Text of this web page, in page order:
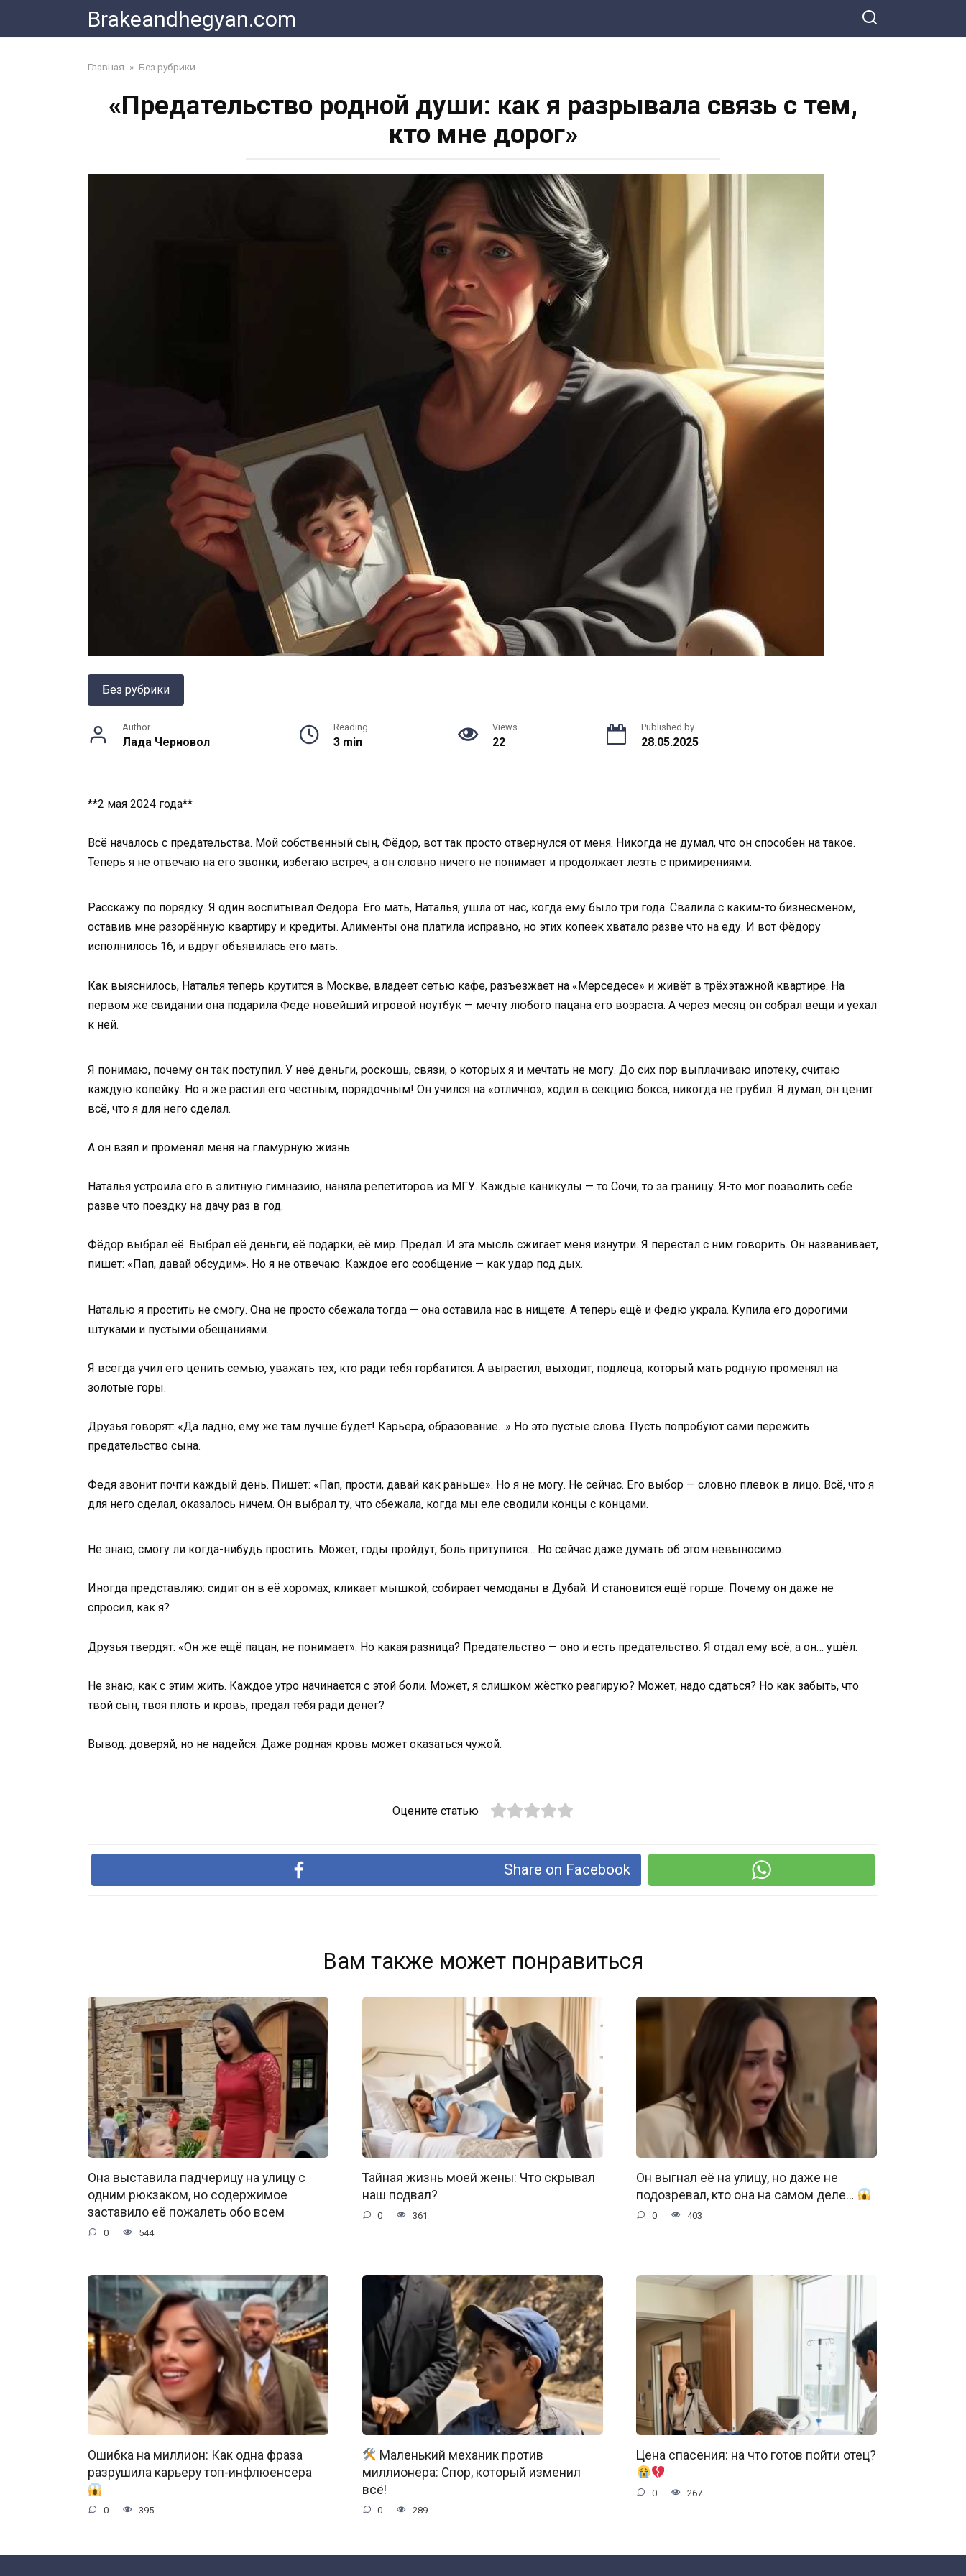
content
Brakeandhegyan.com
Главная » Без рубрики
«Предательство родной души: как я разрывала связь с тем,
кто мне дорог»
Без рубрики
Author
Лада Черновол
Reading
3 min
Views
22
Published by
28.05.2025
**2 мая 2024 года**
Всё началось с предательства. Мой собственный сын, Фёдор, вот так просто отвернулся от меня. Никогда не думал, что он способен на такое.
Теперь я не отвечаю на его звонки, избегаю встреч, а он словно ничего не понимает и продолжает лезть с примирениями.
Расскажу по порядку. Я один воспитывал Федора. Его мать, Наталья, ушла от нас, когда ему было три года. Свалила с каким-то бизнесменом,
оставив мне разорённую квартиру и кредиты. Алименты она платила исправно, но этих копеек хватало разве что на еду. И вот Фёдору
исполнилось 16, и вдруг объявилась его мать.
Как выяснилось, Наталья теперь крутится в Москве, владеет сетью кафе, разъезжает на «Мерседесе» и живёт в трёхэтажной квартире. На
первом же свидании она подарила Феде новейший игровой ноутбук — мечту любого пацана его возраста. А через месяц он собрал вещи и уехал
к ней.
Я понимаю, почему он так поступил. У неё деньги, роскошь, связи, о которых я и мечтать не могу. До сих пор выплачиваю ипотеку, считаю
каждую копейку. Но я же растил его честным, порядочным! Он учился на «отлично», ходил в секцию бокса, никогда не грубил. Я думал, он ценит
всё, что я для него сделал.
А он взял и променял меня на гламурную жизнь.
Наталья устроила его в элитную гимназию, наняла репетиторов из МГУ. Каждые каникулы — то Сочи, то за границу. Я-то мог позволить себе
разве что поездку на дачу раз в год.
Фёдор выбрал её. Выбрал её деньги, её подарки, её мир. Предал. И эта мысль сжигает меня изнутри. Я перестал с ним говорить. Он названивает,
пишет: «Пап, давай обсудим». Но я не отвечаю. Каждое его сообщение — как удар под дых.
Наталью я простить не смогу. Она не просто сбежала тогда — она оставила нас в нищете. А теперь ещё и Федю украла. Купила его дорогими
штуками и пустыми обещаниями.
Я всегда учил его ценить семью, уважать тех, кто ради тебя горбатится. А вырастил, выходит, подлеца, который мать родную променял на
золотые горы.
Друзья говорят: «Да ладно, ему же там лучше будет! Карьера, образование…» Но это пустые слова. Пусть попробуют сами пережить
предательство сына.
Федя звонит почти каждый день. Пишет: «Пап, прости, давай как раньше». Но я не могу. Не сейчас. Его выбор — словно плевок в лицо. Всё, что я
для него сделал, оказалось ничем. Он выбрал ту, что сбежала, когда мы еле сводили концы с концами.
Не знаю, смогу ли когда-нибудь простить. Может, годы пройдут, боль притупится… Но сейчас даже думать об этом невыносимо.
Иногда представляю: сидит он в её хоромах, кликает мышкой, собирает чемоданы в Дубай. И становится ещё горше. Почему он даже не
спросил, как я?
Друзья твердят: «Он же ещё пацан, не понимает». Но какая разница? Предательство — оно и есть предательство. Я отдал ему всё, а он… ушёл.
Не знаю, как с этим жить. Каждое утро начинается с этой боли. Может, я слишком жёстко реагирую? Может, надо сдаться? Но как забыть, что
твой сын, твоя плоть и кровь, предал тебя ради денег?
Вывод: доверяй, но не надейся. Даже родная кровь может оказаться чужой.
Оцените статью
Share on Facebook
Вам также может понравиться
Она выставила падчерицу на улицу с
одним рюкзаком, но содержимое
заставило её пожалеть обо всем
0 544
Тайная жизнь моей жены: Что скрывал
наш подвал?
0 361
Он выгнал её на улицу, но даже не
подозревал, кто она на самом деле…
0 403
Ошибка на миллион: Как одна фраза
разрушила карьеру топ-инфлюенсера
0 395
Маленький механик против
миллионера: Спор, который изменил
всё!
0 289
Цена спасения: на что готов пойти отец?
0 267